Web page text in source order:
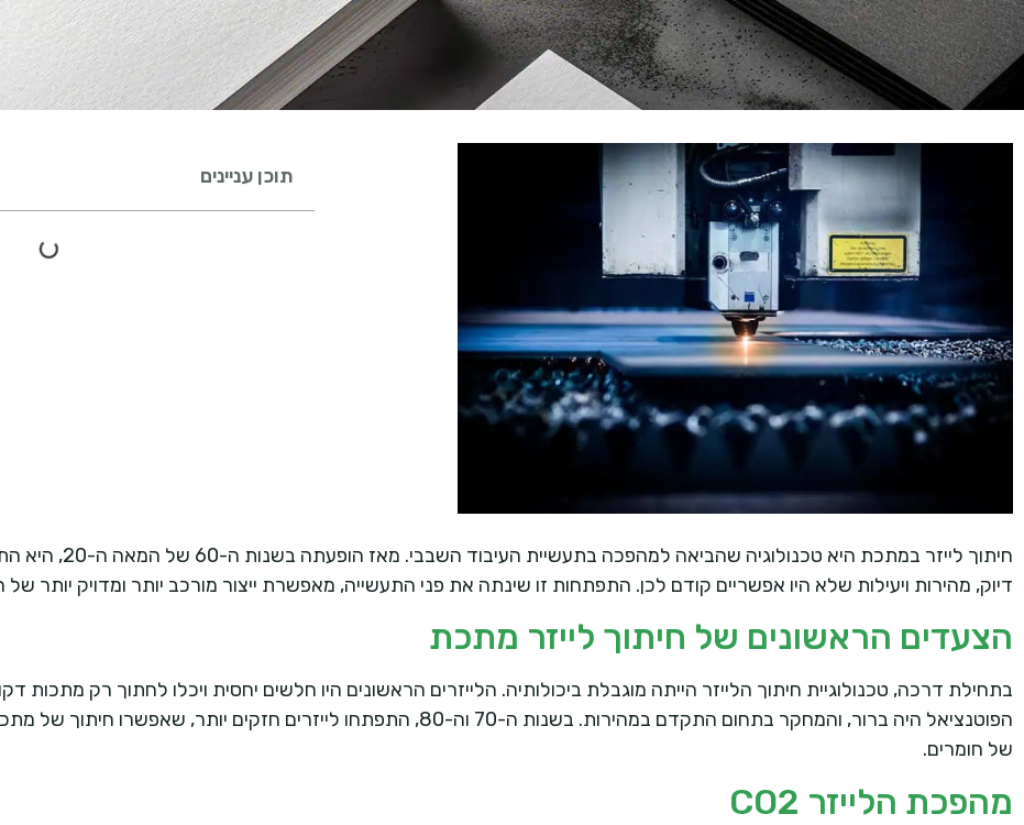
תוכן עניינים
חיתוך לייזר במתכת היא
דיוק, מהירות ויעילות שלא היו אפשריים קודם לכן. התפתחות זו שינתה את פני התעשייה, מאפשרת ייצור מורכב יותר ומדויק יותר
הצעדים הראשונים של חיתוך לייזר מתכת
בתחילת דרכה, טכנולוגיית חיתוך הלייזר הייתה מוגבלת ביכולותיה. הלייזרים הראשונים היו חלשים יחסית ויכלו לחתוך רק מתכות
הפוטנציאל היה ברור, והמחקר בתחום התקדם במהירות. בשנות ה-70 וה-80, התפתחו לייזרים חזקים
של חומרים.
מהפכת הלייזר CO2